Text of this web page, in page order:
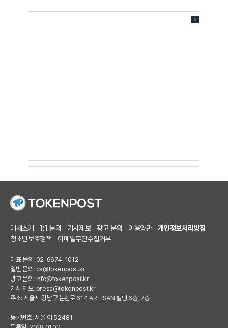
매체소개 1:1 문의 기사제보 광고 문의 이용약관
개인정보처리방침
청소년보호정책
이메일무단수집거부
대표 문의: 02-6674-1012
일반 문의: cs@tokenpost.kr
광고 문의: info@tokenpost.kr
기사 제보: press@tokenpost.kr
주소: 서울시 강남구 논현로 614 ARTISAN 빌딩 6층, 7층
등록번호: 서울 아 52481